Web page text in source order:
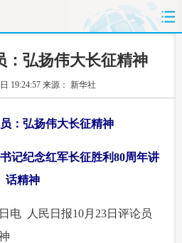
国际 财经
人事
地方
华人 汽车
：弘扬伟大长征精神
19:24:57来源： 新华社
：弘扬伟大长征精神
记纪念红军长征胜利80周年讲
话精神
人民日报10月23日评论员